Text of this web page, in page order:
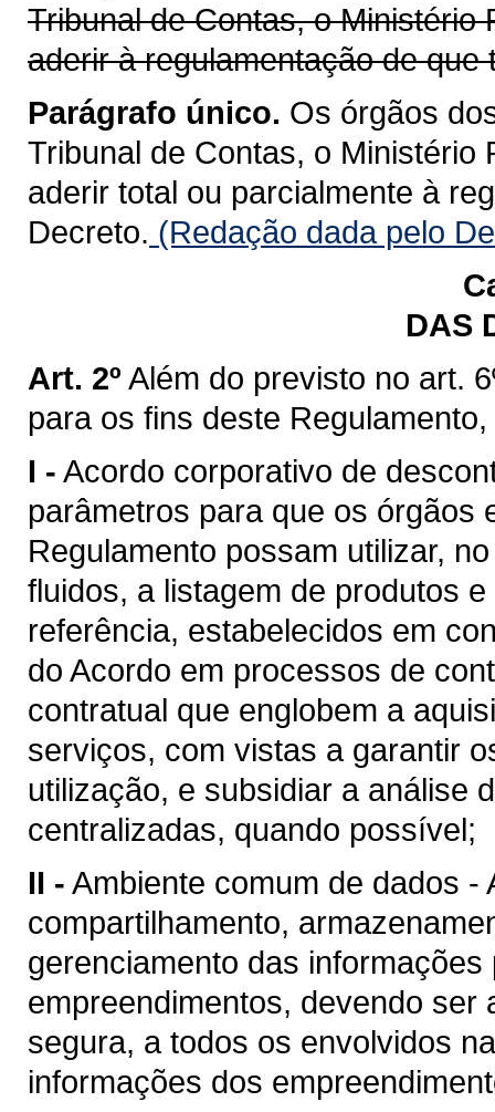
Tribunal de Contas, o Ministério
aderir à regulamentação de que
Parágrafo único. Os órgãos
Tribunal de Contas, o Ministério
aderir total ou parcialmente à
Decreto. (Redação dada pelo
DAS
Art. 2º Além do previsto no art.
para os fins deste
I - Acordo corporativo de
parâmetros para que os órgãos
Regulamento possam utilizar,
fluidos, a listagem de produtos
referência, estabelecidos em
do Acordo em processos de
contratual que englobem a
serviços, com vistas a garantir
utilização, e subsidiar a análise
centralizadas, quando possível;
II - Ambiente comum de dados
compartilhamento,
gerenciamento das
empreendimentos, devendo
segura, a todos os envolvidos
informações dos